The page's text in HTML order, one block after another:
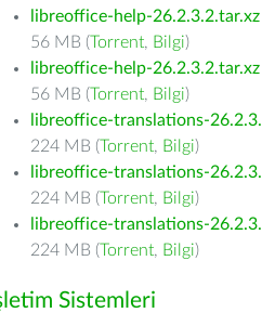
libreoffice-help-26.2.3.2.tar.xz
56 MB (Torrent, Bilgi)
libreoffice-help-26.2.3.2.tar.xz
56 MB (Torrent, Bilgi)
libreoffice-translations-
224 MB (Torrent, Bilgi)
libreoffice-translations-
224 MB (Torrent, Bilgi)
libreoffice-translations-
224 MB (Torrent, Bilgi)
Sistemleri